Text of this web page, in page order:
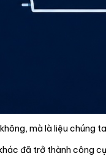
mà là liệu
đã trở thành công